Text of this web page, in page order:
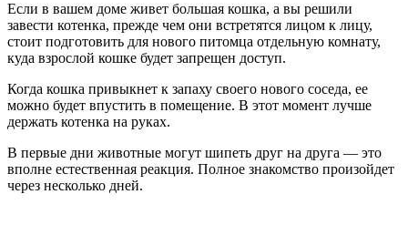
Если в вашем доме живет большая кошка, а вы решили
завести котенка, прежде чем они встретятся лицом к лицу,
стоит подготовить для нового питомца отдельную комнату,
куда взрослой кошке будет запрещен доступ.
Когда кошка привыкнет к запаху своего нового соседа, ее
можно будет впустить в помещение. В этот момент лучше
держать котенка на руках.
В первые дни животные могут шипеть друг на друга — это
вполне естественная реакция. Полное знакомство произойдет
через несколько дней.